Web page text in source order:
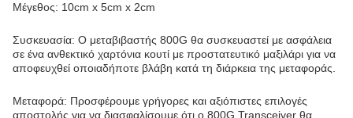
Μέγεθος: 10cm x 5cm x 2cm
Συσκευασία: Ο μεταβιβαστής 800G θα συσκευαστεί με ασφάλεια
σε ένα ανθεκτικό χαρτόνια κουτί με προστατευτικό μαξιλάρι για να
αποφευχθεί οποιαδήποτε βλάβη κατά τη διάρκεια της μεταφοράς.
Μεταφορά: Προσφέρουμε γρήγορες και αξιόπιστες επιλογές
αποστολής για να διασφαλίσουμε ότι ο 800G Transceiver θα